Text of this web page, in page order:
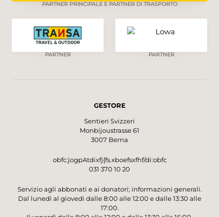
PARTNER PRINCIPALE E PARTNER DI TRASPORTO
PARTNER PARTNER
GESTORE
Sentieri Svizzeri
Monbijoustrasse 61
3007 Berna
obfc:jogpAtdixfj{fs.xboefsxfhf/di:obfc
031 370 10 20
Servizio agli abbonati e ai donatori; informazioni generali.
Dal lunedì al giovedì dalle 8:00 alle 12:00 e dalle 13:30 alle
17:00.